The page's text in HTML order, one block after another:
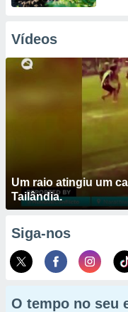
Vídeos
Um raio atingiu um
Tailândia.
Siga-nos
O tempo no seu